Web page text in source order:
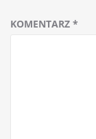
KOMENTARZ *